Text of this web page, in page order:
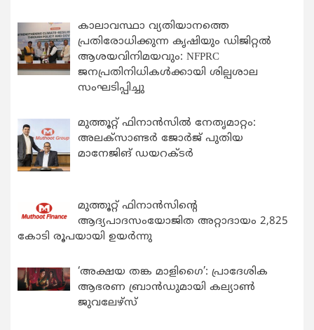
കാലാവസ്ഥാ വ്യതിയാനത്തെ
പ്രതിരോധിക്കുന്ന കൃഷിയും ഡിജിറ്റൽ
ആശയവിനിമയവും: NFPRC
ജനപ്രതിനിധികൾക്കായി ശില്പശാല
സംഘടിപ്പിച്ചു
മുത്തൂറ്റ് ഫിനാൻസിൽ നേതൃമാറ്റം:
അലക്സാണ്ടർ ജോർജ് പുതിയ
മാനേജിങ് ഡയറക്ടർ
മുത്തൂറ്റ് ഫിനാൻസിന്റെ
ആദ്യപാദസംയോജിത അറ്റാദായം 2,825
കോടി രൂപയായി ഉയർന്നു
‘അക്ഷയ തങ്ക മാളിഗൈ’: പ്രാദേശിക
ആഭരണ ബ്രാന്‍ഡുമായി കല്യാണ്‍
ജുവലേഴ്‌സ്